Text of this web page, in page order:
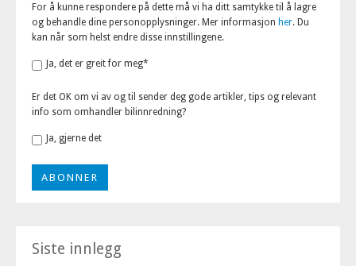
For å kunne respondere på dette må vi ha ditt samtykke til å lagre
og behandle dine personopplysninger. Mer informasjon her. Du
kan når som helst endre disse innstillingene.
Ja, det er greit for meg*
Er det OK om vi av og til sender deg gode artikler, tips og relevant
info som omhandler bilinnredning?
Ja, gjerne det
Siste innlegg